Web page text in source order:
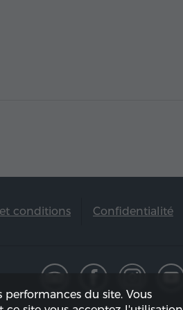
conditions Confidentialité
du site. Vous